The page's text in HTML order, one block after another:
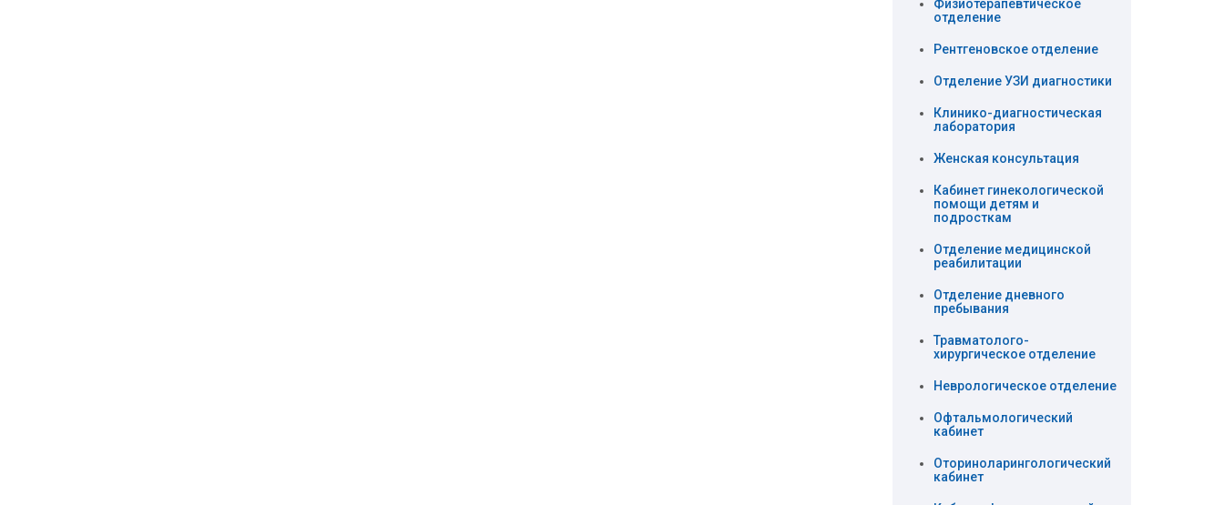
Физиотерапевтическое
отделение
Рентгеновское отделение
Отделение УЗИ диагностики
Клинико-диагностическая
лаборатория
Женская консультация
Кабинет гинекологической
помощи детям и
подросткам
Отделение медицинской
реабилитации
Отделение дневного
пребывания
Травматолого-
хирургическое отделение
Неврологическое отделение
Офтальмологический
кабинет
Оториноларингологический
кабинет